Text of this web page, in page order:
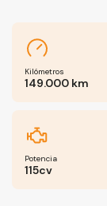
Kilómetros
149.000 km
Potencia
115cv